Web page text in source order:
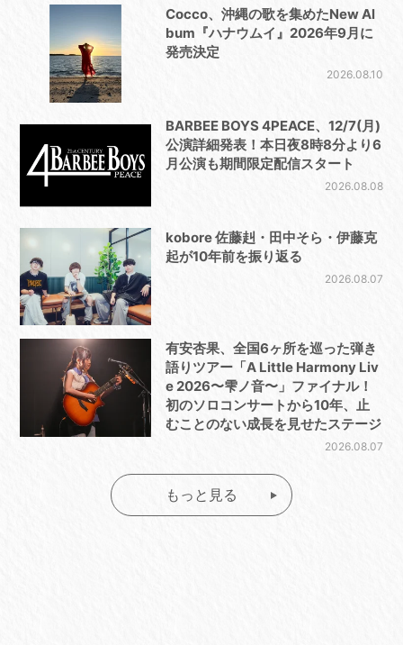
Cocco、沖縄の歌を集めたNew Al
bum『ハナウムイ』2026年9月に
発売決定
2026.08.10
BARBEE BOYS 4PEACE、12/7(月)
公演詳細発表！本日夜8時8分より6
月公演も期間限定配信スタート
2026.08.08
kobore 佐藤赳・田中そら・伊藤克
起が10年前を振り返る
2026.08.07
有安杏果、全国6ヶ所を巡った弾き
語りツアー「A Little Harmony Liv
e 2026〜雫ノ音〜」ファイナル！
初のソロコンサートから10年、止
むことのない成長を見せたステージ
2026.08.07
もっと見る